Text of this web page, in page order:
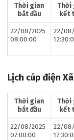
Thời gian
bắt đầu
Thời
kết
22/08/2025
08:00:00
22/
Lịch cúp điện
Thời gian
bắt đầu
Thời
kết
22/08/2025
07:00:00
22/